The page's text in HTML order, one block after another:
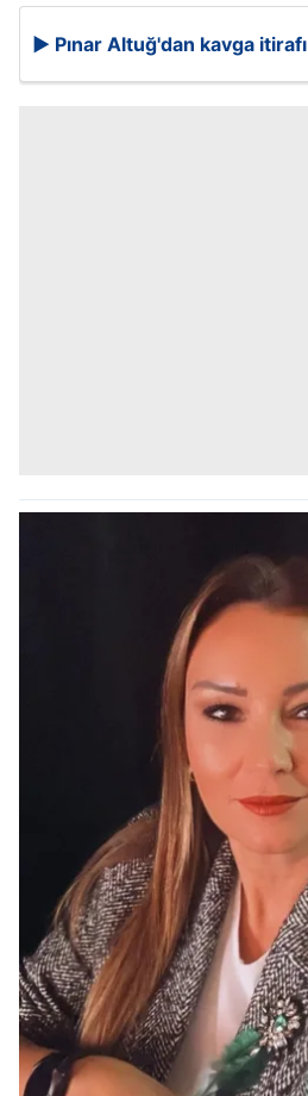
▶️ Pınar Altuğ'dan kavga itirafı